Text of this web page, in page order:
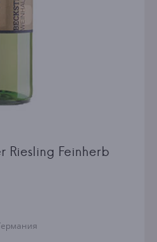
Riesling Feinherb